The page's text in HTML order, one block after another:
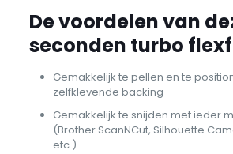
De voordelen van
seconden turbo
Gemakkelijk te pellen en te
zelfklevende backing
Gemakkelijk te snijden met ieder
(Brother ScanNCut, Silhouette
etc.)